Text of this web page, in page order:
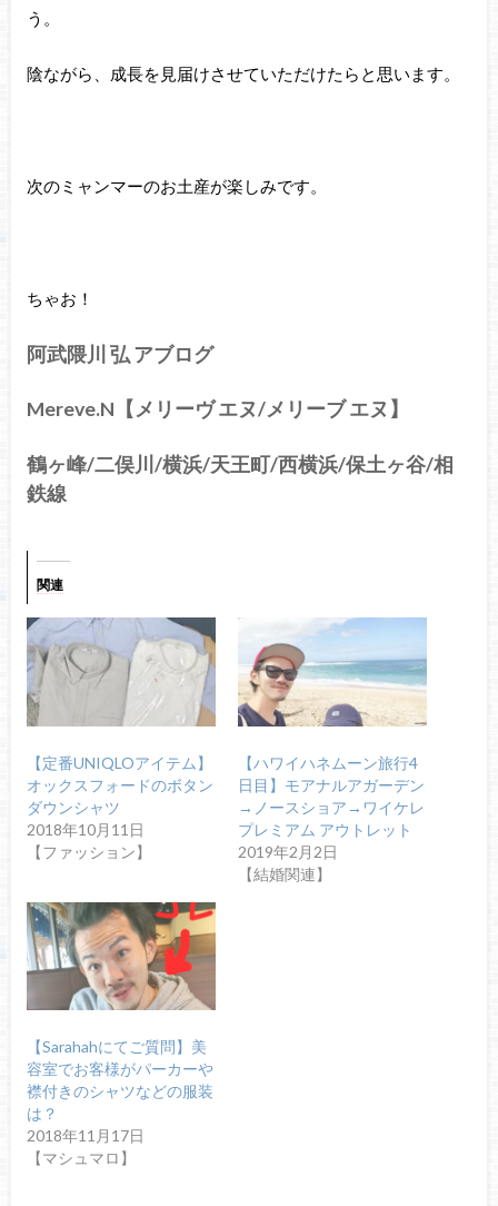
う。
陰ながら、成長を見届けさせていただけたらと思います。
次のミャンマーのお土産が楽しみです。
ちゃお！
阿武隈川 弘 アブログ
Mereve.N【メリーヴ エヌ/メリーブ エヌ】
鶴ヶ峰/二俣川/横浜/天王町/西横浜/保土ヶ谷/相
鉄線
関連
【定番UNIQLOアイテム】
オックスフォードのボタン
ダウンシャツ
2018年10月11日
【ファッション】
【ハワイハネムーン旅行4
日目】モアナルアガーデン
→ノースショア→ワイケレ
プレミアム アウトレット
2019年2月2日
【結婚関連】
【Sarahahにてご質問】美
容室でお客様がパーカーや
襟付きのシャツなどの服装
は？
2018年11月17日
【マシュマロ】